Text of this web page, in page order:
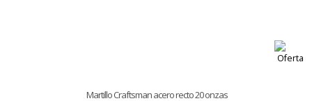
Martillo Craftsman acero recto 20 onzas